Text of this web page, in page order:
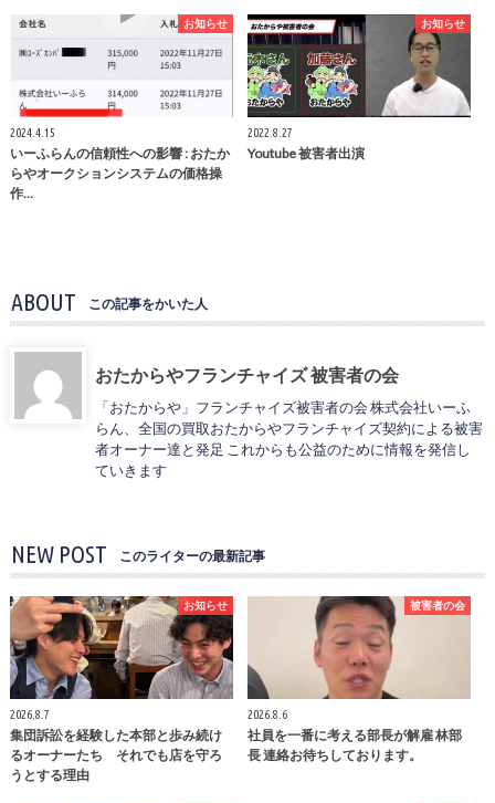
お知らせ
2024.4.15
いーふらんの信頼性への影響 : おたか
らやオークションシステムの価格操
作…
お知らせ
2022.8.27
Youtube 被害者出演
ABOUT この記事をかいた人
おたからやフランチャイズ 被害者の会
「おたからや」フランチャイズ被害者の会 株式会社いーふ
らん、全国の買取おたからやフランチャイズ契約による被害
者オーナー達と発足 これからも公益のために情報を発信し
ていきます
NEW POST このライターの最新記事
お知らせ
2026.8.7
集団訴訟を経験した本部と歩み続け
るオーナーたち それでも店を守ろ
うとする理由
被害者の会
2026.8.6
社員を一番に考える部長が解雇 林部
長 連絡お待ちしております。